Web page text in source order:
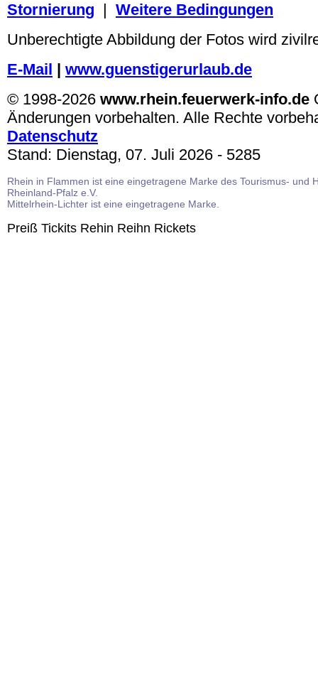
Stornierung | Weitere Bedingungen
Unberechtigte Abbildung der Fotos wird
E-Mail | www.guenstigerurlaub.de
© 1998-2026 www.rhein.feuerwerk-info.de
Änderungen vorbehalten. Alle Rechte
Datenschutz
Stand: Dienstag, 07. Juli 2026 - 5285
Rhein in Flammen ist eine eingetragene Marke des Tourismus- und
Rheinland-Pfalz e.V.
Mittelrhein-Lichter ist eine eingetragene Marke.
Preiß Tickits Rehin Reihn Rickets